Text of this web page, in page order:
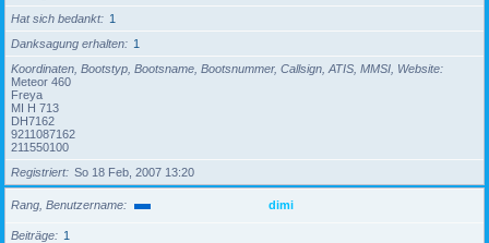
Hat sich bedankt
1
Danksagung erhalten
1
Koordinaten, Bootstyp, Bootsname, Bootsnummer, Callsign, ATIS, MMSI, Website
Meteor 460
Freya
MI H 713
DH7162
9211087162
211550100
Registriert
So 18 Feb, 2007 13:20
Rang, Benutzername dimi
Beiträge
1